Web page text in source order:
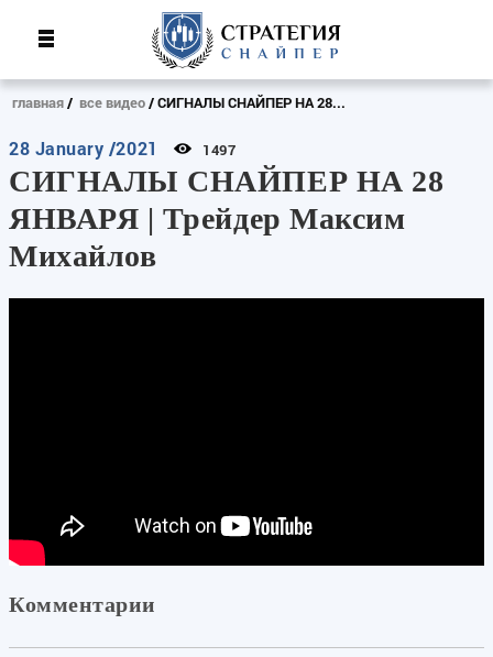
главная все видео СИГНАЛЫ СНАЙПЕР НА 28...
28 January /2021 1497
СИГНАЛЫ СНАЙПЕР НА 28
ЯНВАРЯ | Трейдер Максим
Михайлов
Комментарии